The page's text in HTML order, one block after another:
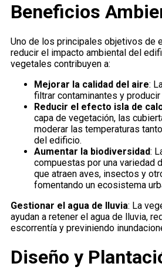
Beneficios
Uno de los principales objetivos de
reducir el impacto ambiental del
vegetales contribuyen a:
Mejorar la calidad del aire:
filtrar contaminantes y producir
Reducir el efecto isla de
capa de vegetación, las
moderar las temperaturas
del edificio.
Aumentar la biodiversidad:
compuestas por una variedad
que atraen aves, insectos y
fomentando un ecosistema
Gestionar el agua de lluvia: La
ayudan a retener el agua de lluvia,
escorrentía y previniendo
Diseño y